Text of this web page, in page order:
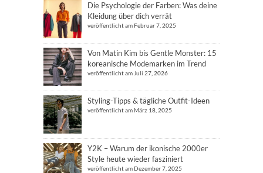
Die Psychologie der Farben: Was deine
Kleidung über dich verrät
veröffentlicht am Februar 7, 2025
Von Matin Kim bis Gentle Monster: 15
koreanische Modemarken im Trend
veröffentlicht am Juli 27, 2026
Styling-Tipps & tägliche Outfit-Ideen
veröffentlicht am März 18, 2025
Y2K – Warum der ikonische 2000er
Style heute wieder fasziniert
veröffentlicht am Dezember 7, 2025